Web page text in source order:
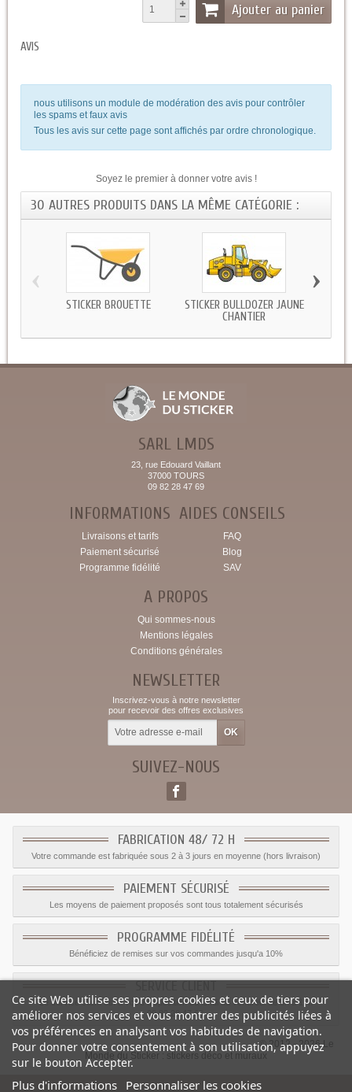
Ajouter au panier
AVIS
nous utilisons un module de modération des avis pour contrôler
les spams et faux avis
Tous les avis sur cette page sont affichés par ordre chronologique.
Soyez le premier à donner votre avis !
30 AUTRES PRODUITS DANS LA MÊME CATÉGORIE :
STICKER BROUETTE
STICKER BULLDOZER JAUNE
CHANTIER
‹ ›
SARL LMDS
23, rue Edouard Vaillant
37000 TOURS
09 82 28 47 69
INFORMATIONS
Livraisons et tarifs
Paiement sécurisé
Programme fidélité
AIDES CONSEILS
FAQ
Blog
SAV
A PROPOS
Qui sommes-nous
Mentions légales
Conditions générales
NEWSLETTER
Inscrivez-vous à notre newsletter
pour recevoir des offres exclusives
SUIVEZ-NOUS
FABRICATION 48/ 72 H
Votre commande est fabriquée sous 2 à 3 jours en moyenne (hors livraison)
PAIEMENT SÉCURISÉ
Les moyens de paiement proposés sont tous totalement sécurisés
PROGRAMME FIDÉLITÉ
Bénéficiez de remises sur vos commandes jusqu'a 10%
Le service client est a votre disposition du lundi au vendredi de 8h à 17h
09.82.28.47.69.
© 2012 - 2026 Le
Monde du Sticker :
stickers déco et muraux
Ce site Web utilise ses propres cookies et ceux de tiers pour
améliorer nos services et vous montrer des publicités liées à
vos préférences en analysant vos habitudes de navigation.
Pour donner votre consentement à son utilisation, appuyez
sur le bouton Accepter.
Plus d'informations Personnaliser les cookies